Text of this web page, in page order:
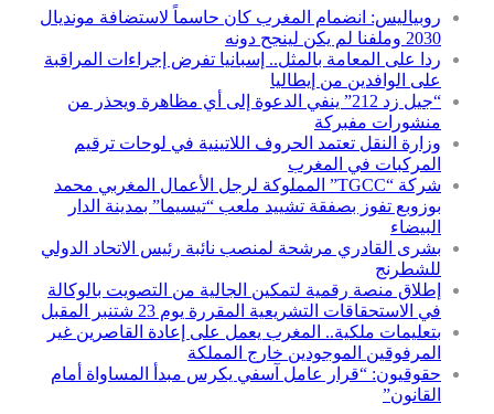
روبياليس: انضمام المغرب كان حاسماً لاستضافة مونديال
2030 وملفنا لم يكن لينجح دونه
ردا على المعامة بالمثل.. إسبانيا تفرض إجراءات المراقبة
على الوافدين من إيطاليا
“جيل زد 212” ينفي الدعوة إلى أي مظاهرة ويحذر من
منشورات مفبركة
وزارة النقل تعتمد الحروف اللاتينية في لوحات ترقيم
المركبات في المغرب
شركة “TGCC” المملوكة لرجل الأعمال المغربي محمد
بوزوبع تفوز بصفقة تشييد ملعب “تيسيما” بمدينة الدار
البيضاء
بشرى القادري مرشحة لمنصب نائبة رئيس الاتحاد الدولي
للشطرنج
إطلاق منصة رقمية لتمكين الجالية من التصويت بالوكالة
في الاستحقاقات التشريعية المقررة يوم 23 شتنبر المقبل
بتعليمات ملكية.. المغرب يعمل على إعادة القاصرين غير
المرفوقين الموجودين خارج المملكة
حقوقيون: “قرار عامل آسفي يكرس مبدأ المساواة أمام
القانون”